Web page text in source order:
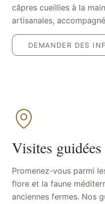
câpres cueillies à la
artisanales,
DEMANDER DES
Visites guidées
Promenez-vous parmi
flore et la faune
anciennes fermes. Nos